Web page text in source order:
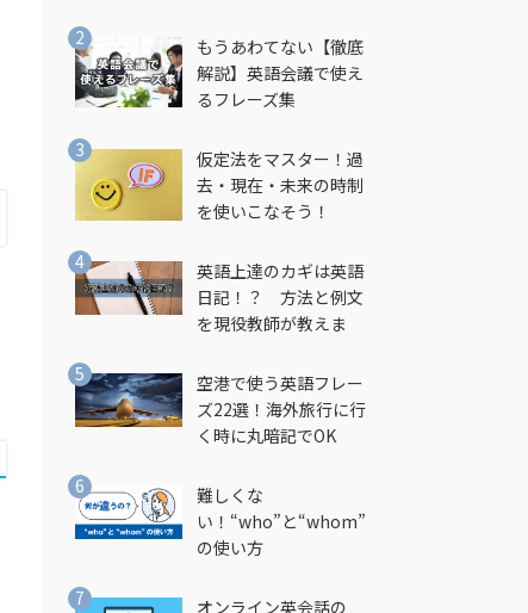
もうあわてない【徹底
解説】英語会議で使え
るフレーズ集
仮定法をマスター！過
去・現在・未来の時制
を使いこなそう！
英語上達のカギは英語
日記！？ 方法と例文
を現役教師が教えま
空港で使う英語フレー
ズ22選！海外旅行に行
く時に丸暗記でOK
難しくな
い！“who”と“whom”
の使い方
オンライン英会話の